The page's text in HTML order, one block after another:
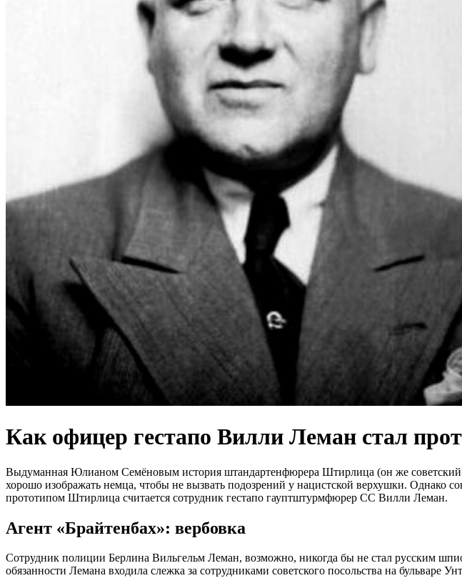
Как офицер гестапо Вилли Леман стал
Выдуманная Юлианом Семёновым история штандартенфюрера Штирлица (он же
хорошо изображать немца, чтобы не вызвать подозрений у нацистской верхушки. Однако
прототипом Штирлица считается сотрудник гестапо гауптштурмфюрер СС Вилли Леман.
Агент «Брайтенбах»: вербовка
Сотрудник полиции Берлина Вильгельм Леман, возможно, никогда бы не стал русским
обязанности Лемана входила слежка за сотрудниками советского посольства на бульваре